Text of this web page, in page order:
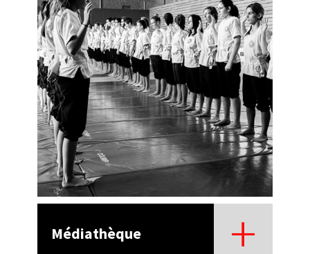
Médiathèque